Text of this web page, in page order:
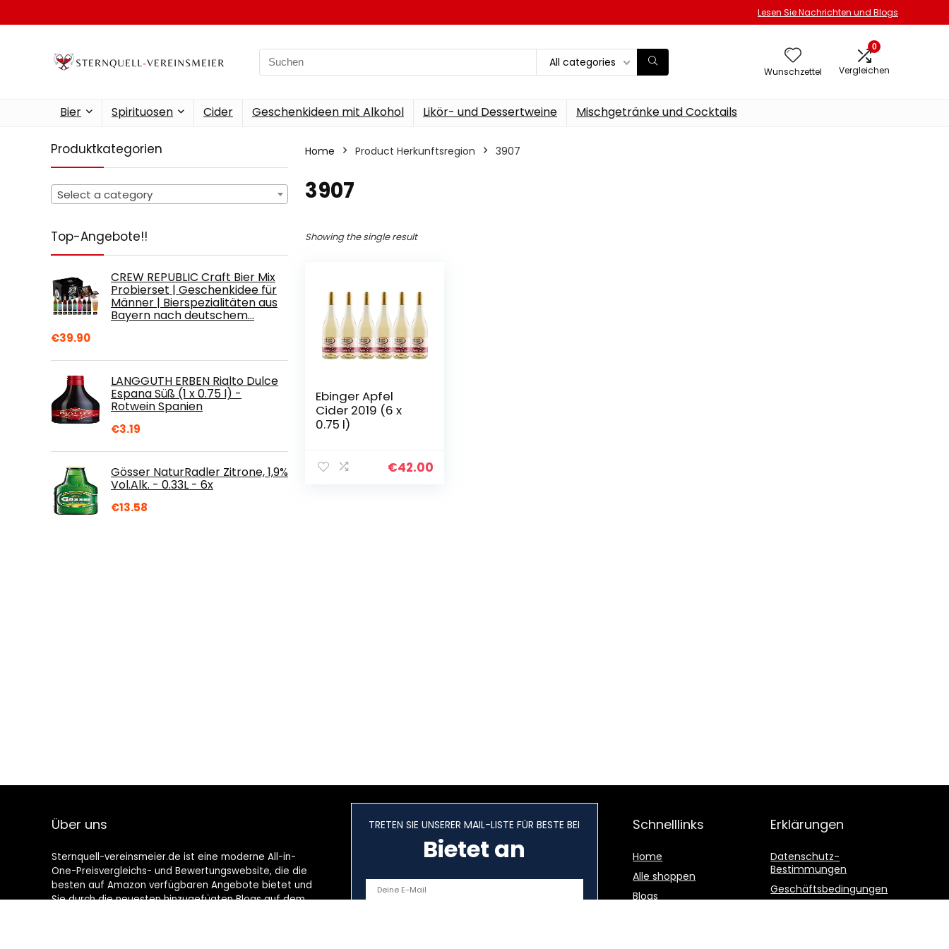
Lesen Sie Nachrichten und Blogs
Search
for:
All categories
Wunschzettel
0
Vergleichen
Bier Spirituosen Cider Geschenkideen mit Alkohol Likör- und Dessertweine Mischgetränke und Cocktails
Produktkategorien
Select a category
Top-Angebote!!
CREW REPUBLIC Craft Bier Mix
Probierset | Geschenkidee für
Männer | Bierspezialitäten aus
Bayern nach deutschem…
€39.90
LANGGUTH ERBEN Rialto Dulce
Espana Süß (1 x 0.75 l) -
Rotwein Spanien
€3.19
Gösser NaturRadler Zitrone, 1,9%
Vol.Alk. - 0.33L - 6x
€13.58
Home Product Herkunftsregion ‎3907
‎3907
Showing the single result
Ebinger Apfel
Cider 2019 (6 x
0.75 l)
€42.00
Über uns
Sternquell-vereinsmeier.de ist eine moderne All-in-
One-Preisvergleichs- und Bewertungswebsite, die die
besten auf Amazon verfügbaren Angebote bietet und
Sie durch die neuesten hinzugefügten Blogs auf dem
TRETEN SIE UNSERER MAIL-LISTE FÜR BESTE BEI
Bietet an
Schnelllinks
Home
Alle shoppen
Blogs
Erklärungen
Datenschutz-
Bestimmungen
Geschäftsbedingungen